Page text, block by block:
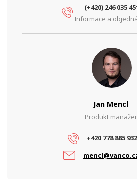
(+420) 246 035
Informace a
Jan Mencl
Produkt manažer
+420 778 885 932